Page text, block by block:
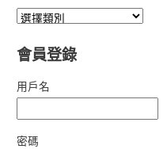
會員登錄
用戶名
密碼